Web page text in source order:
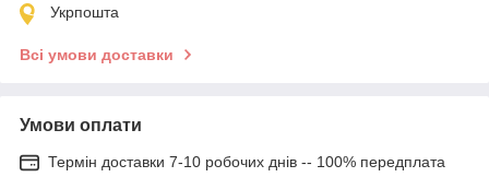
Укрпошта
Всі умови доставки
Умови оплати
Термін доставки 7-10 робочих днів -- 100% передплата